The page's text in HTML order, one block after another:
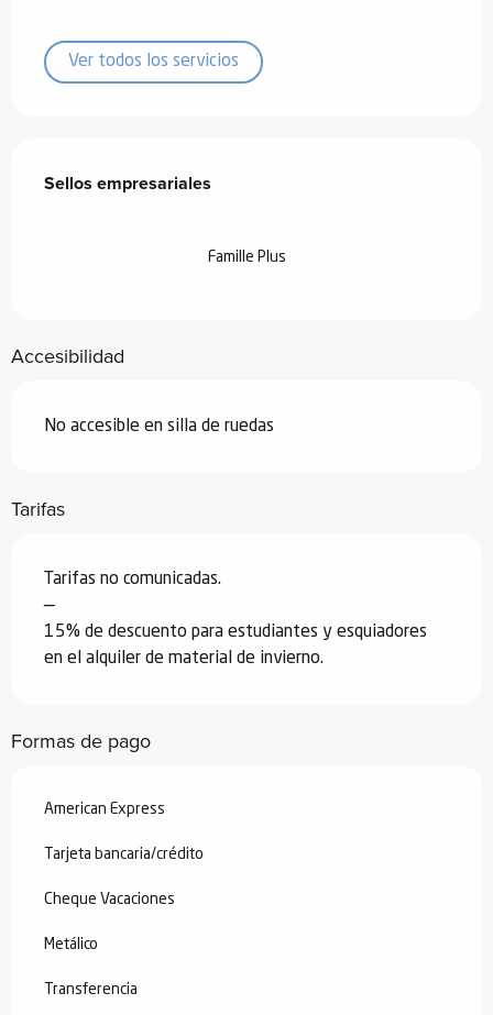
Ver todos los servicios
Sellos empresariales
Sellos empresariales
Famille Plus
Accesibilidad
No accesible en silla de ruedas
Tarifas
Tarifas no comunicadas.
—
15% de descuento para estudiantes y esquiadores
en el alquiler de material de invierno.
Formas de pago
American Express
Tarjeta bancaria/crédito
Cheque Vacaciones
Metálico
Transferencia